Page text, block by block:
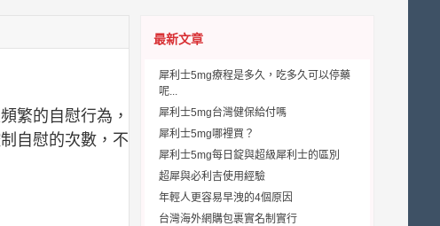
繁的自慰行為，
自慰的次數，不
最新文章
犀利士5mg療程是多久，吃多久可以停藥
呢...
犀利士5mg台灣健保給付嗎
犀利士5mg哪裡買？
犀利士5mg每日錠與超級犀利士的區別
超犀與必利吉使用經驗
年輕人更容易早洩的4個原因
台灣海外網購包裹實名制實行